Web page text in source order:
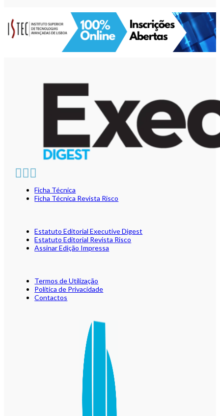
Ficha Técnica
Ficha Técnica Revista Risco
Estatuto Editorial Executive Digest
Estatuto Editorial Revista Risco
Assinar Edição Impressa
Termos de Utilização
Política de Privacidade
Contactos